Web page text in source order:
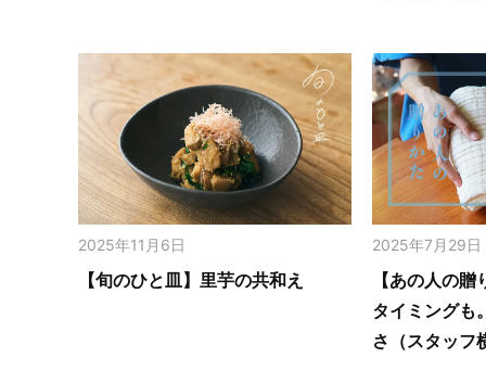
2025年11月6日
【旬のひと皿】里芋の共和え
2025年7月29日
【あの人の
タイミングも
さ（スタッフ